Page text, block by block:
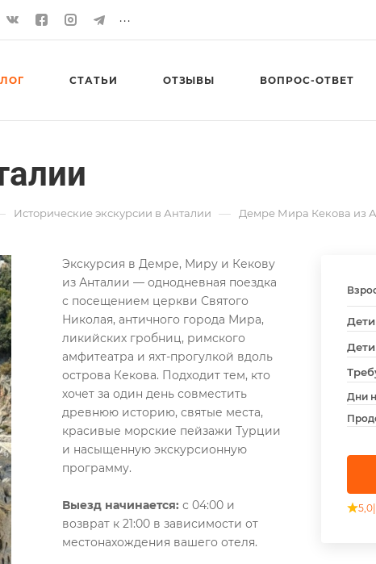
...
СТАТЬИ ОТЗЫВЫ ВОПРОС-ОТВЕТ
Исторические экскурсии в Анталии — Демре Мира Кекова из
Дни
5,0|
Экскурсия в Демре, Миру и Кекову
из Анталии — однодневная поездка
с посещением церкви Святого
Николая, античного города Мира,
ликийских гробниц, римского
амфитеатра и яхт-прогулкой вдоль
острова Кекова. Подходит тем, кто
хочет за один день совместить
древнюю историю, святые места,
красивые морские пейзажи Турции
и насыщенную экскурсионную
программу.
Выезд начинается: с 04:00 и
возврат к 21:00 в зависимости от
местонахождения вашего отеля.